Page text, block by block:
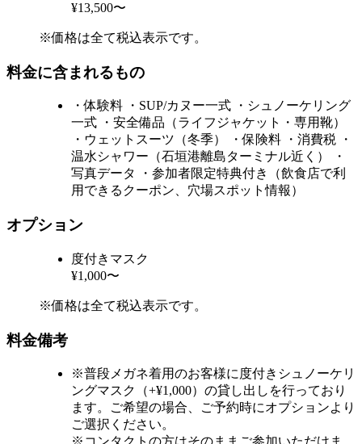
¥13,500〜
※価格は全て税込表示です。
料金に含まれるもの
・体験料 ・SUP/カヌー一式 ・シュノーケリング
一式 ・安全備品（ライフジャケット・専用靴）
・ウェットスーツ（冬季） ・保険料 ・消費税 ・
温水シャワー（石垣港離島ターミナル近く） ・
写真データ ・参加者限定特典付き（飲食店で利
用できるクーポン、穴場スポット情報）
オプション
度付きマスク
¥1,000〜
※価格は全て税込表示です。
料金備考
※普段メガネ着用のお客様に度付きシュノーケリ
ングマスク（+¥1,000）の貸し出しを行っており
ます。ご希望の場合、ご予約時にオプションより
ご選択ください。